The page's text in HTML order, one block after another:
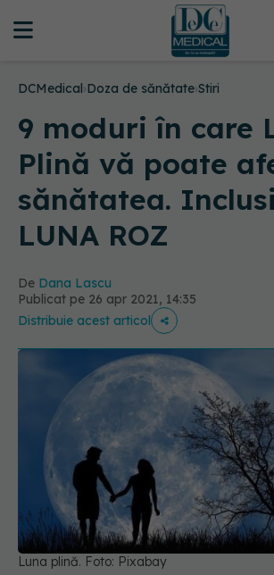
DCMedical›Doza de sănătate›Stiri
9 moduri în care
Plină vă poate
sănătatea.
LUNA ROZ
De Dana Lascu
Publicat pe 26 apr 2021, 14:35
Distribuie acest articol
Luna plină. Foto: Pixabay